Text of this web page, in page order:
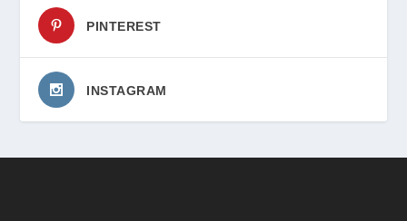
PINTEREST
INSTAGRAM